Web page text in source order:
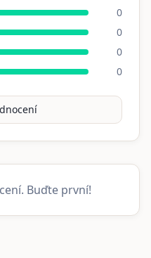
0
0
0
0
Buďte první!